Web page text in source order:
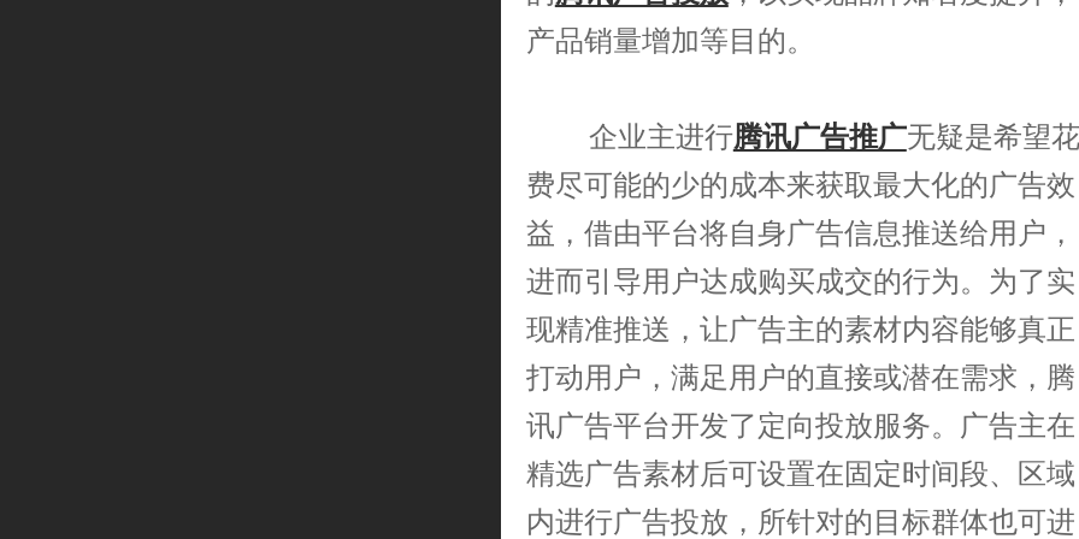
产品销量增加等目的。
企业主进行腾讯广告推广无疑是希望花
费尽可能的少的成本来获取最大化的广告效
益，借由平台将自身广告信息推送给用户，
进而引导用户达成购买成交的行为。为了实
现精准推送，让广告主的素材内容能够真正
打动用户，满足用户的直接或潜在需求，腾
讯广告平台开发了定向投放服务。广告主在
精选广告素材后可设置在固定时间段、区域
内进行广告投放，所针对的目标群体也可进